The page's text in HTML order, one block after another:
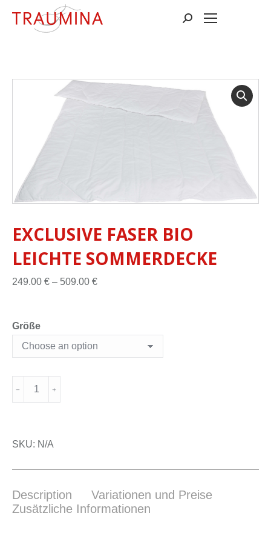
Suchen:
EXCLUSIVE FASER BIO
LEICHTE SOMMERDECKE
249.00 € – 509.00 €
Größe
SKU: N/A
Description
Variationen und Preise
Zusätzliche Informationen